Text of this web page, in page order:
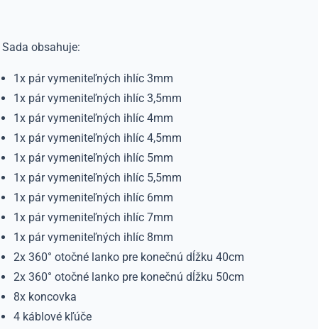
Sada obsahuje:
1x pár vymeniteľných ihlíc 3mm
1x pár vymeniteľných ihlíc 3,5mm
1x pár vymeniteľných ihlíc 4mm
1x pár vymeniteľných ihlíc 4,5mm
1x pár vymeniteľných ihlíc 5mm
1x pár vymeniteľných ihlíc 5,5mm
1x pár vymeniteľných ihlíc 6mm
1x pár vymeniteľných ihlíc 7mm
1x pár vymeniteľných ihlíc 8mm
2x 360° otočné lanko pre konečnú dĺžku 40cm
2x 360° otočné lanko pre konečnú dĺžku 50cm
8x koncovka
4 káblové kľúče